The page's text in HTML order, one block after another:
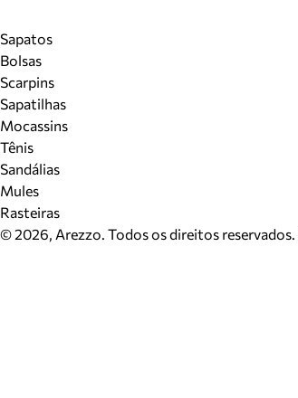
Sapatos
Bolsas
Scarpins
Sapatilhas
Mocassins
Tênis
Sandálias
Mules
Rasteiras
©2026, Arezzo. Todos os direitos reservados.